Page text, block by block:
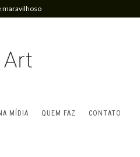
maravilhoso
MÍDIA QUEM FAZ CONTATO